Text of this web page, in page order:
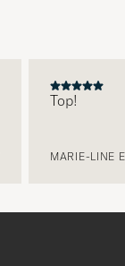
Top!
MARIE-LINE